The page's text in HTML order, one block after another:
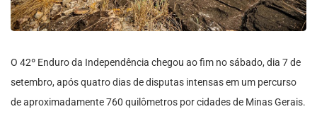
O 42º Enduro da Independência chegou ao fim no sábado, dia 7 de
setembro, após quatro dias de disputas intensas em um percurso
de aproximadamente 760 quilômetros por cidades de Minas Gerais.